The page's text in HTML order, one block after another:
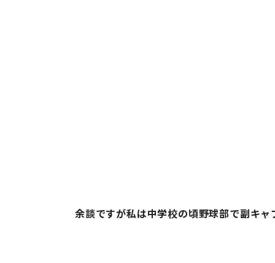
余談ですが私は中学校の頃野球部で副キャ